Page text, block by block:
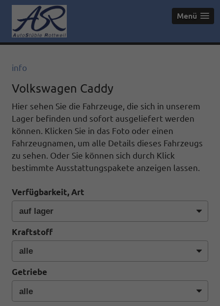
Menü
info
Volkswagen Caddy
Hier sehen Sie die Fahrzeuge, die sich in unserem
Lager befinden und sofort ausgeliefert werden
können. Klicken Sie in das Foto oder einen
Fahrzeugnamen, um alle Details dieses Fahrzeugs
zu sehen. Oder Sie können sich durch Klick
bestimmte Ausstattungspakete anzeigen lassen.
Verfügbarkeit, Art
Kraftstoff
Getriebe